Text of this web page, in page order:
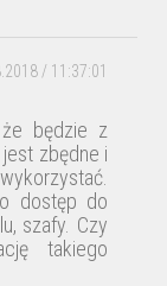
/ 11:37:01
że będzie z
zbędne i
dostęp do
szafy. Czy
takiego